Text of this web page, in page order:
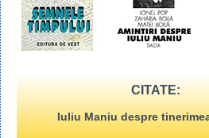
CITATE:
Iuliu Maniu despre